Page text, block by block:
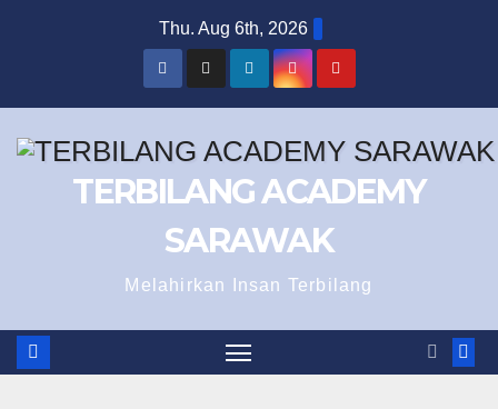
Thu. Aug 6th, 2026
TERBILANG ACADEMY
SARAWAK
Melahirkan Insan Terbilang